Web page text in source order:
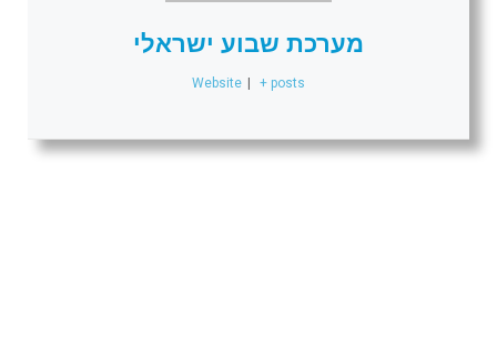
מערכת שבוע ישראלי
Website | + posts